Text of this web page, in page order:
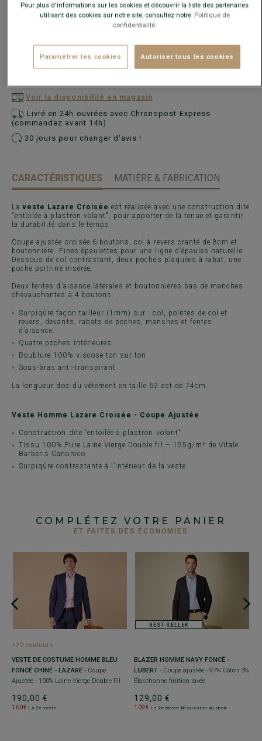
Guide des tailles
Voir la disponibilité en magasin
Livré en 24h ouvrées avec Chronopost Express
(commandez avant 14h)
30 jours pour changer d'avis !
CARACTÉRISTIQUES MATIÈRE & FABRICATION
Laveste Lazare Croisée est réalisée avec une construction dite
"entoilée à plastron volant", pour apporter de la tenue et garantir
la durabilité dans le temps.
Coupe ajustée croisée 6 boutons, col à revers cranté de 8cm et
boutonnière. Fines épaulettes pour une ligne d’épaules naturelle.
Dessous de col contrastant, deux poches plaquées à rabat, une
poche poitrine insérée.
Deux fentes d’aisance latérales et boutonnières bas de manches
chevauchantes à 4 boutons.
Surpiqûre façon tailleur (1mm) sur : col, pointes de col et
revers, devants, rabats de poches, manches et fentes
d’aisance.
Quatre poches intérieures.
Doublure 100% viscose ton sur ton
Sous-bras anti-transpirant
La longueur dos du vêtement en taille 52 est de 74cm.
Veste Homme Lazare Croisée - Coupe Ajustée
Construction dite “entoilée à plastron volant"
Tissu 100% Pure Laine Vierge Double fil – 155g/m² de Vitale
Barberis Canonico
Surpiqûre contrastante à l’intérieur de la veste
COMPLÉTEZ VOTRE PANIER
ET FAITES DES ÉCONOMIES
+20 couleurs
VESTE DE COSTUME HOMME BLEU
FONCÉ CHINÉ - LAZARE - Coupe
Ajustée - 100% Laine Vierge Double Fil
190,00 €
160€ La 2e veste
BEST-SELLER
BLAZER HOMME NAVY FONCÉ -
LUBERT - Coupe ajustée - 97% Coton 3%
Élasthanne finition lavée
129,00 €
109€ Le 2e blazer lin ou coton au choix
Pour plus d'informations sur les cookies et découvrir la liste des partenaires
utilisant des cookies sur notre site, consultez notre Politique de
confidentialité.
Paramétrer les cookies Autoriser tous les cookies